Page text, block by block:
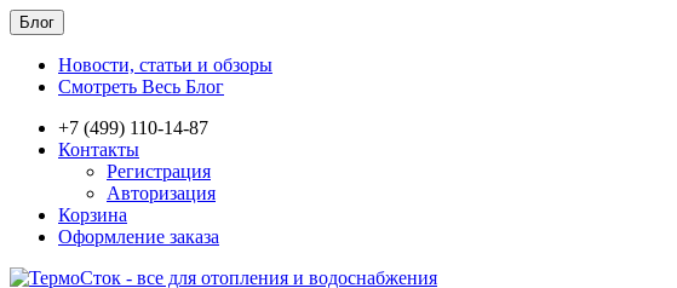
Блог
Новости, статьи и обзоры
Смотреть Весь Блог
+7 (499) 110-14-87
Контакты
Регистрация
Авторизация
Корзина
Оформление заказа